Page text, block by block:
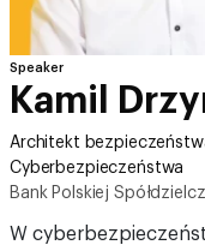
Speaker
Kamil
Architekt
Cyberbezpieczeństwa
Bank Polskiej
W